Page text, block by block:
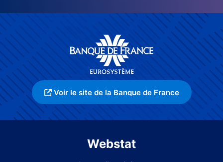
Voir le site de la Banque de France
Webstat